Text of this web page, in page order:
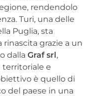
rendendolo
Turi, una delle
Puglia, sta
grazie a un
dalla Graf srl,
territoriale e
è quello di
del paese in una